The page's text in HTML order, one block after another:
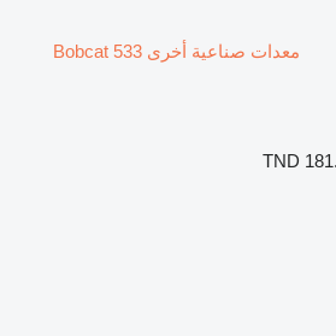
معدات صناعية أخرى Bobcat 533